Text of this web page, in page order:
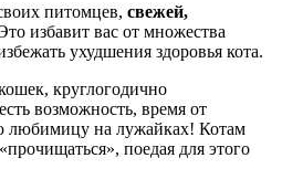
питомцев, свежей,
избавит вас от множества
ухудшения здоровья кота.
круглогодично
возможность, время от
любимицу на лужайках! Котам
поедая для этого